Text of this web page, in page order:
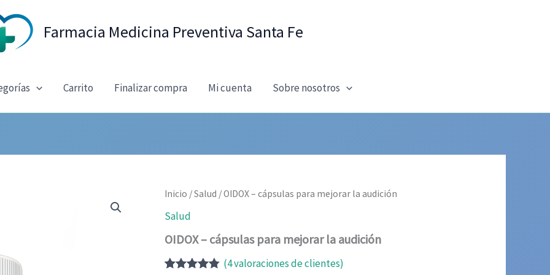
Farmacia Medicina Preventiva Santa Fe
Carrito Finalizar compra Mi cuenta Sobre nosotros
Inicio /Salud / OIDOX – cápsulas para mejorar la audición
Salud
OIDOX – cápsulas para mejorar la audición
(4valoraciones de clientes)